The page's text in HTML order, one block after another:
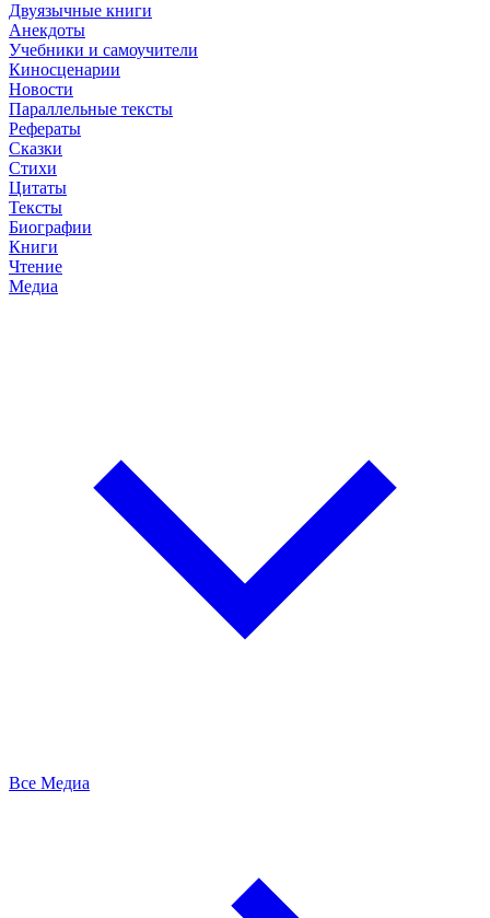
Двуязычные книги
Анекдоты
Учебники и самоучители
Киносценарии
Новости
Параллельные тексты
Рефераты
Сказки
Стихи
Цитаты
Тексты
Биографии
Книги
Чтение
Медиа
Все Медиа